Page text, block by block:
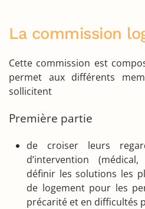
La commission
Cette commission est
permet aux différents
sollicitent
Première partie
de croiser leurs
d’intervention
définir les solutions les
de logement pour les
précarité et en difficultés